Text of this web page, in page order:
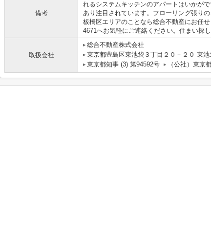
備考
れるシステムキッチンのアパートはいかが
あり注目されています。フローリング張り
板橋区エリアのことなら総合不動産にお任
4671へお気軽にご連絡ください。住まい探
取扱会社
総合不動産株式会社
東京都豊島区東池袋３丁目２０－２０ 東
東京都知事 (3) 第94592号
（公社）東京